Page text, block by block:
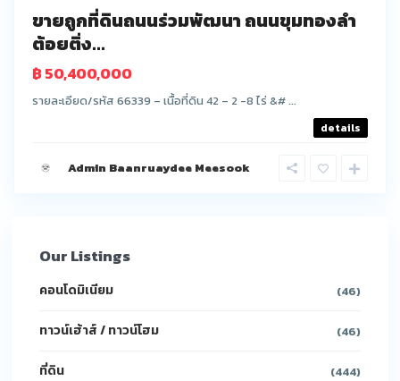
ขายถูกที่ดินถนนร่วมพัฒนา ถนนขุมทองลำ
ต้อยติ่ง...
฿ 50,400,000
รายละเอียด/รหัส 66339 – เนื้อที่ดิน 42 – 2 -8 ไร่ &# ...
details
Admin Baanruaydee Meesook
Our Listings
คอนโดมิเนียม (46)
ทาวน์เฮ้าส์ / ทาวน์โฮม (46)
ที่ดิน (444)